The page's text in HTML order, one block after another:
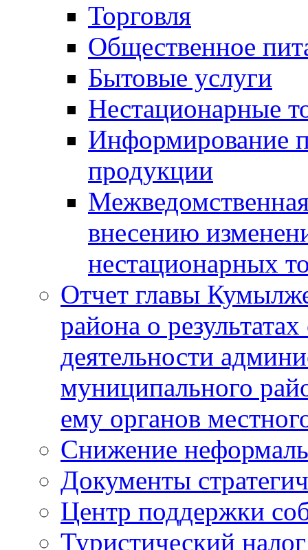
Торговля
Общественное
Бытовые услуги
Нестационарные
Информирование
продукции
внесению
нестационарных
Отчет главы
района о
деятельности
муниципального
ему органов
Снижение
Документы
Центр поддержки
Туристический налог